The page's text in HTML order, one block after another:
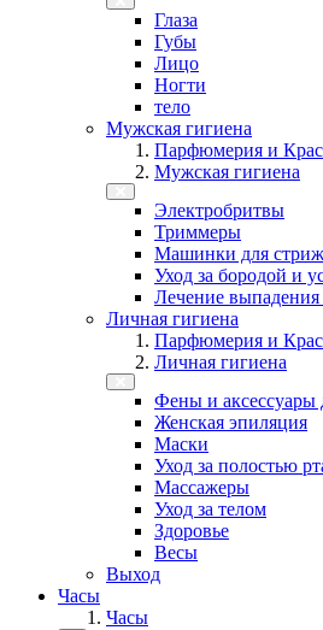
Глаза
Губы
Лицо
Ногти
тело
Мужская гигиена
Парфюмерия и
Мужская гигиена
Электробритвы
Триммеры
Машинки для
Уход за бородой и
Лечение выпадения
Личная гигиена
Парфюмерия и
Личная гигиена
Фены и аксессуары
Женская эпиляция
Маски
Уход за полостью
Массажеры
Уход за телом
Здоровье
Весы
Выход
Часы
Часы